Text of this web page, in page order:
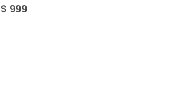
$ 999